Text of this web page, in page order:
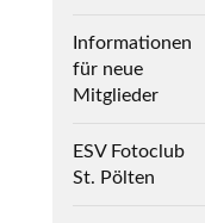
Informationen
für neue
Mitglieder
ESV Fotoclub
St. Pölten